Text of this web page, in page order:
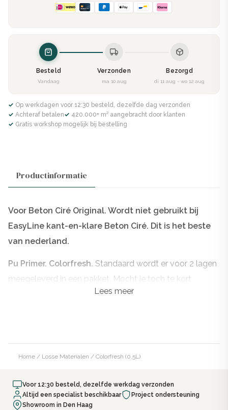
Productinformatie
Voor Beton Ciré Original. Wordt niet gebruikt bij
EasyLine kant-en-klare Beton Ciré. Dit is het beste
van nederland.
Pu Primer. Colorfresh. Standaard wordt er voor 2 lagen
meegeleverd in een pakket. Mocht je toch te kort
Impregneermiddel ten behoeve van Pu, wordt geleverd
in een ½ liter verpakking. De Colorfresh laag wordt
aangebracht.
Lees meer
Besteld
Vandaag
Verzonden
ma 10 aug
Bezorgd
di 11 aug - wo 12 aug
✓ Op werkdagen voor 12:30 besteld, dezelfde dag verzonden
✓ Achteraf betalen
✓ 420.000+ m² aangebracht door klanten
✓ Gratis workshop mogelijk bij bestelling
Home / Losse Materialen / Colorfresh (0,5L)
Voor 12:30 besteld, dezelfde werkdag verzonden
Altijd een specialist beschikbaar
Project ondersteuning
Showroom in Den Haag